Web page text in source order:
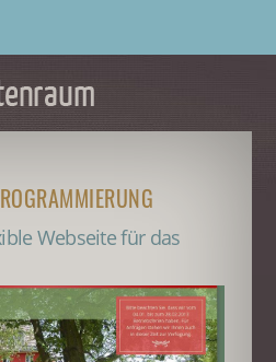
Webseite für das